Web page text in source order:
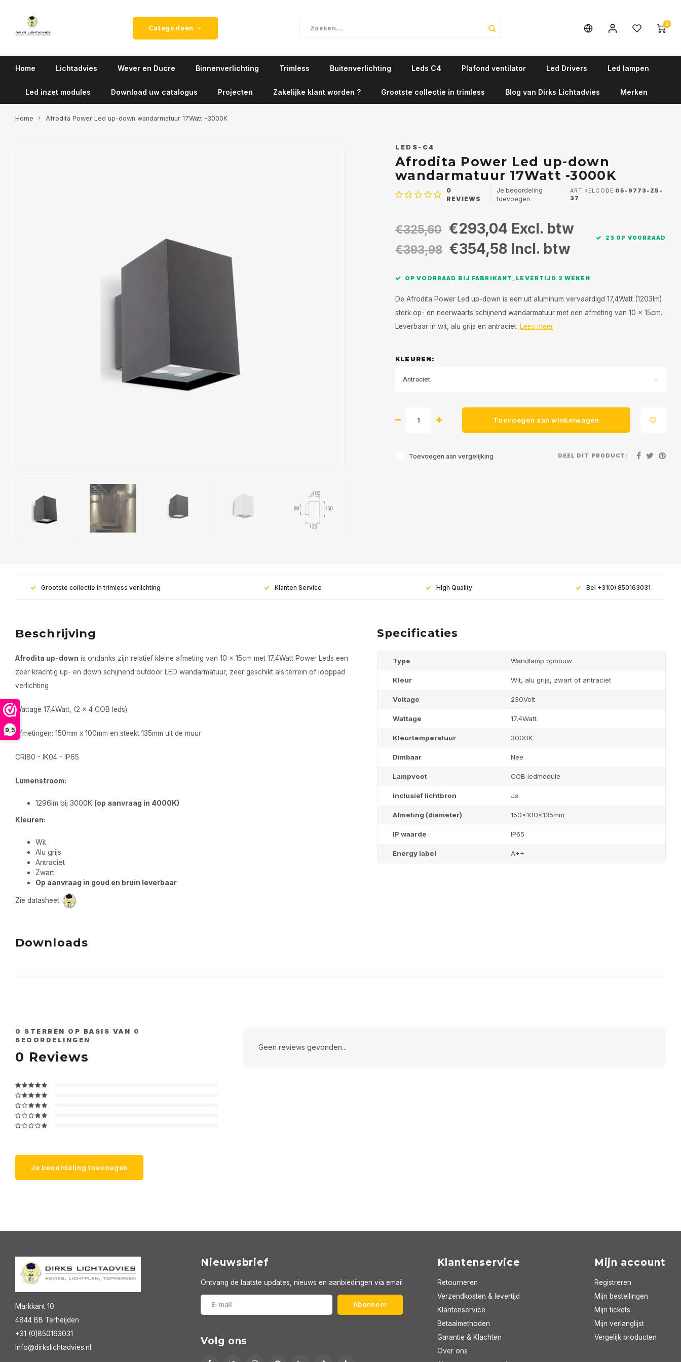
Meld je aan voor onze
nieuwsbrief
Ontvang de laatste updates, nieuws en aanbiedingen via email
9,5
Categorieën
0
Home Lichtadvies Wever en Ducre Binnenverlichting Trimless Buitenverlichting Leds C4 Plafond ventilator Led Drivers Led lampen
Led inzet modules Download uw catalogus Projecten Zakelijke klant worden ? Grootste collectie in trimless Blog van Dirks Lichtadvies Merken
Home Afrodita Power Led up-down wandarmatuur 17Watt -3000K
LEDS-C4
Afrodita Power Led up-down
wandarmatuur 17Watt -3000K
0
REVIEWS
Je beoordeling
toevoegen
ARTIKELCODE 05-9773-Z5-
37
€325,60 €293,04 Excl. btw
€393,98 €354,58 Incl. btw
23 OP VOORRAAD
OP VOORRAAD BIJ FABRIKANT, LEVERTIJD 2 WEKEN
De Afrodita Power Led up-down is een uit aluminum vervaardigd 17,4Watt (1203lm)
sterk op- en neerwaarts schijnend wandarmatuur met een afmeting van 10 x 15cm.
Leverbaar in wit, alu grijs en antraciet. Lees meer
KLEUREN:
Antraciet
Toevoegen aan winkelwagen
Toevoegen aan vergelijking DEEL DIT PRODUCT:
Grootste collectie in trimless verlichting Klanten Service High Quality Bel +31(0) 850163031
Beschrijving
Afrodita up-down is ondanks zijn relatief kleine afmeting van 10 x 15cm met 17,4Watt Power Leds een
zeer krachtig up- en down schijnend outdoor LED wandarmatuur, zeer geschikt als terrein of looppad
verlichting
Wattage 17,4Watt, (2 x 4 COB leds)
Afmetingen: 150mm x 100mm en steekt 135mm uit de muur
CRI80 - IK04 - IP65
Lumenstroom:
1296lm bij 3000K (op aanvraag in 4000K)
Kleuren:
Wit
Alu grijs
Antraciet
Zwart
Op aanvraag in goud en bruin leverbaar
Zie datasheet
Downloads
Specificaties
Type Wandlamp opbouw
Kleur Wit, alu grijs, zwart of antraciet
Voltage 230Volt
Wattage 17,4Watt
Kleurtemperatuur 3000K
Dimbaar Nee
Lampvoet COB ledmodule
Inclusief lichtbron Ja
Afmeting (diameter) 150x100x135mm
IP waarde IP65
Energy label A++
0 STERREN OP BASIS VAN 0
BEOORDELINGEN
0 Reviews
Je beoordeling toevoegen
Geen reviews gevonden...
Markkant 10
4844 BB Terheijden
+31 (0)850163031
info@dirkslichtadvies.nl
Nieuwsbrief
Ontvang de laatste updates, nieuws en aanbiedingen via email
Abonneer
Volg ons
Klantenservice
Retourneren
Verzendkosten & levertijd
Klantenservice
Betaalmethoden
Garantie & Klachten
Over ons
Mijn account
Registreren
Mijn bestellingen
Mijn tickets
Mijn verlanglijst
Vergelijk producten